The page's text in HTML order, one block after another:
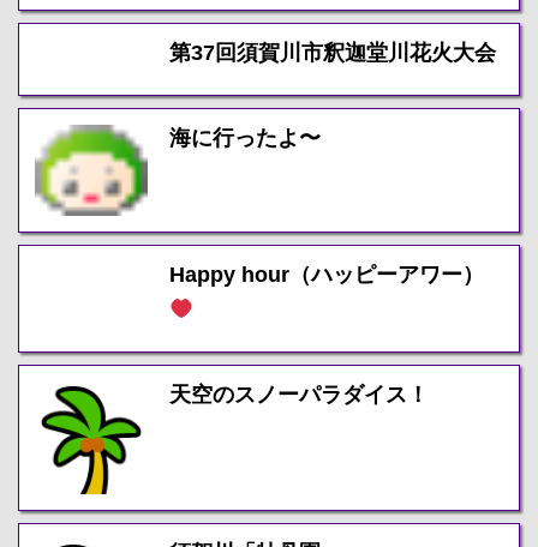
第37回須賀川市釈迦堂川花火大会
海に行ったよ〜
Happy hour（ハッピーアワー）
天空のスノーパラダイス！